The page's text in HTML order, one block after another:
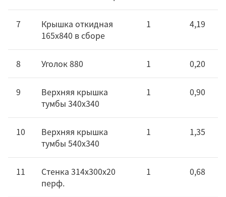
7
Крышка откидная
165х840 в сборе
1 4,19
8 Уголок 880 1 0,20
9
Верxняя крышка
тумбы 340х340
1 0,90
10
Верxняя крышка
тумбы 540х340
1 1,35
11
Стенка 314х300х20
перф.
1 0,68